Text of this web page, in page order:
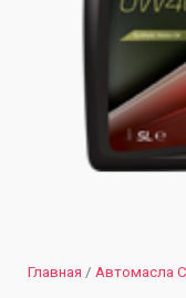
Главная / Автомасла